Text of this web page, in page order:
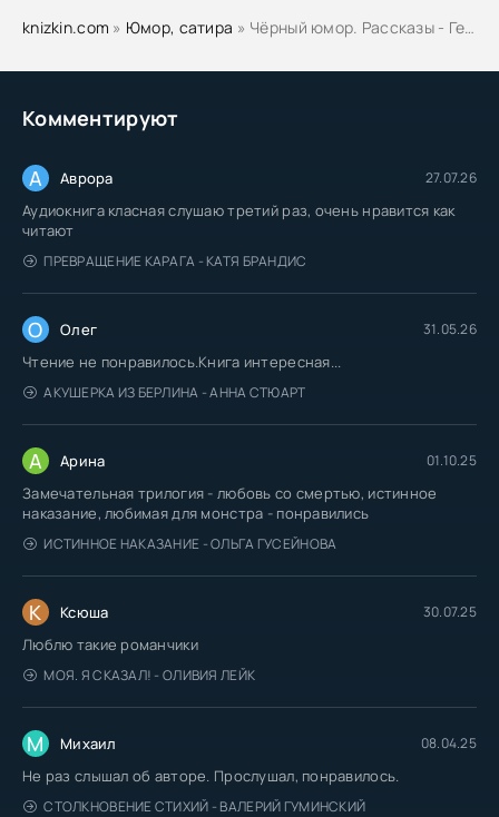
Комментируют
А Аврора 27.07.26
Аудиокнига класная слушаю третий раз, очень нравится как
читают
ПРЕВРАЩЕНИЕ КАРАГА - КАТЯ БРАНДИС
О Олег 31.05.26
Чтение не понравилось.Книга интересная...
АКУШЕРКА ИЗ БЕРЛИНА - АННА СТЮАРТ
А Арина 01.10.25
Замечательная трилогия - любовь со смертью, истинное
наказание, любимая для монстра - понравились
ИСТИННОЕ НАКАЗАНИЕ - ОЛЬГА ГУСЕЙНОВА
К Ксюша 30.07.25
Люблю такие романчики
МОЯ. Я СКАЗАЛ! - ОЛИВИЯ ЛЕЙК
М Михаил 08.04.25
Не раз слышал об авторе. Прослушал, понравилось.
СТОЛКНОВЕНИЕ СТИХИЙ - ВАЛЕРИЙ ГУМИНСКИЙ
knizkin.com » Юмор, сатира » Чёрный юмор. Рассказы - Гектор Хью Манро